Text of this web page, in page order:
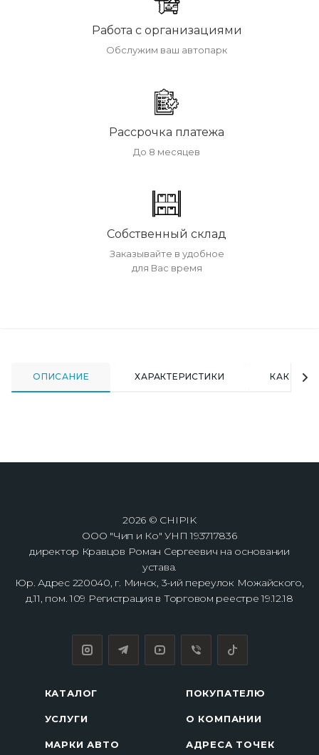
Работа с организациями
Обслужим ваш автопарк
Рассрочка платежа
До 8 месяцев
Собственный склад
Заказывайте в удобное
для Вас время
ОПИСАНИЕ ХАРАКТЕРИСТИКИ КАК
2026 © CHIPIK
ООО "Чип и Ко" УНП 193717836
директор Кравцов Роман Сергеевич на основании
устава.
Юр. Адрес 220040, г. Минск, 3-ий переулок Можайского,
д.11, пом. 109 Регистрация в Торговом реестре 19.12.18
КАТАЛОГ
УСЛУГИ
МАРКИ АВТО
ПОКУПАТЕЛЮ
О КОМПАНИИ
АДРЕСА ТОЧЕК